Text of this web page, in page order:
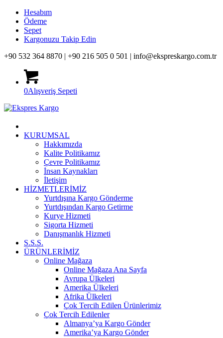
Hesabım
Ödeme
Sepet
Kargonuzu Takip Edin
+90 532 364 8870 | +90 216 505 0 501 | info@ekspreskargo.com.tr
0Alışveriş Sepeti
KURUMSAL
Hakkımızda
Kalite Politikamız
Çevre Politikamız
İnsan Kaynakları
İletişim
HİZMETLERİMİZ
Yurtdışına Kargo Gönderme
Yurtdışından Kargo Getirme
Kurye Hizmeti
Sigorta Hizmeti
Danışmanlık Hizmeti
S.S.S.
ÜRÜNLERİMİZ
Online Mağaza
Online Mağaza Ana Sayfa
Avrupa Ülkeleri
Amerika Ülkeleri
Afrika Ülkeleri
Çok Tercih Edilen Ürünlerimiz
Çok Tercih Edilenler
Almanya’ya Kargo Gönder
Amerika’ya Kargo Gönder